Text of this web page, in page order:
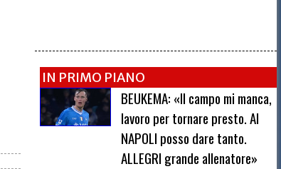
IN PRIMO PIANO
BEUKEMA: «Il campo mi manca,
lavoro per tornare presto. Al
NAPOLI posso dare tanto.
ALLEGRI grande allenatore»